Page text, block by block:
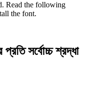
Read the following
the font.
সর্বোচ্চ শ্রদ্ধা